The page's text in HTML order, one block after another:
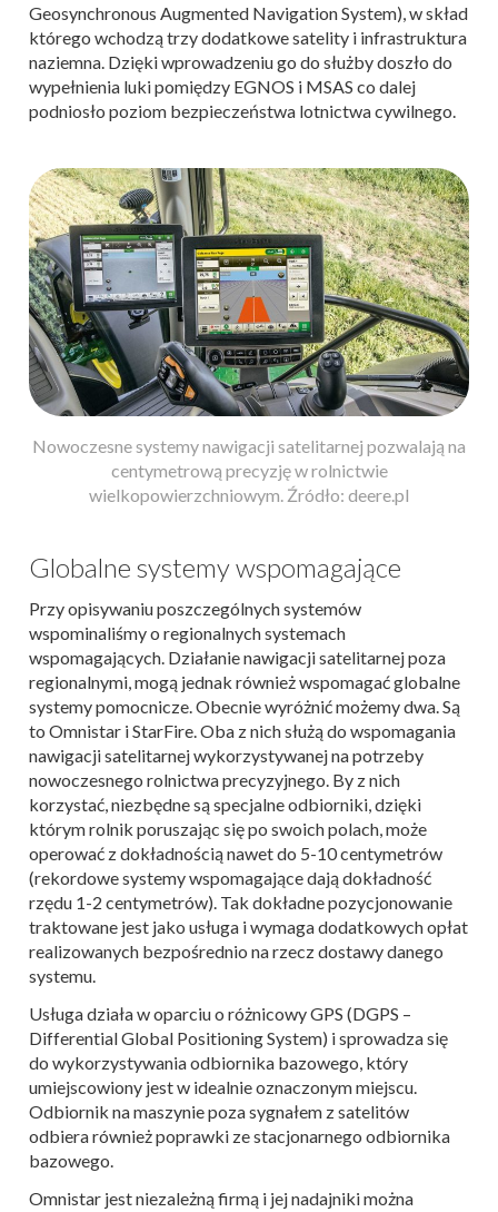
Geosynchronous Augmented Navigation System), w skład
którego wchodzą trzy dodatkowe satelity i infrastruktura
naziemna. Dzięki wprowadzeniu go do służby doszło do
wypełnienia luki pomiędzy EGNOS i MSAS co dalej
podniosło poziom bezpieczeństwa lotnictwa cywilnego.
Nowoczesne systemy nawigacji satelitarnej pozwalają na
centymetrową precyzję w rolnictwie
wielkopowierzchniowym. Źródło: deere.pl
Globalne systemy wspomagające
Przy opisywaniu poszczególnych systemów
wspominaliśmy o regionalnych systemach
wspomagających. Działanie nawigacji satelitarnej poza
regionalnymi, mogą jednak również wspomagać globalne
systemy pomocnicze. Obecnie wyróżnić możemy dwa. Są
to Omnistar i StarFire. Oba z nich służą do wspomagania
nawigacji satelitarnej wykorzystywanej na potrzeby
nowoczesnego rolnictwa precyzyjnego. By z nich
korzystać, niezbędne są specjalne odbiorniki, dzięki
którym rolnik poruszając się po swoich polach, może
operować z dokładnością nawet do 5-10 centymetrów
(rekordowe systemy wspomagające dają dokładność
rzędu 1-2 centymetrów). Tak dokładne pozycjonowanie
traktowane jest jako usługa i wymaga dodatkowych opłat
realizowanych bezpośrednio na rzecz dostawy danego
systemu.
Usługa działa w oparciu o różnicowy GPS (DGPS –
Differential Global Positioning System) i sprowadza się
do wykorzystywania odbiornika bazowego, który
umiejscowiony jest w idealnie oznaczonym miejscu.
Odbiornik na maszynie poza sygnałem z satelitów
odbiera również poprawki ze stacjonarnego odbiornika
bazowego.
Omnistar jest niezależną firmą i jej nadajniki można